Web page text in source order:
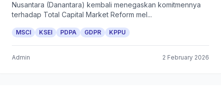
Nusantara (Danantara) kembali menegaskan komitmennya
terhadap Total Capital Market Reform mel...
MSCI KSEI PDPA GDPR KPPU
Admin 2 February 2026